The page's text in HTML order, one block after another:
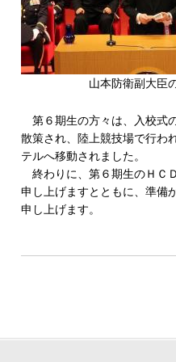
山本防衛副大臣
第６期生の方々は、入校式
散策され、陸上競技場で行わ
テルへ移動されました。
終わりに、第６期生のＨＣ
申し上げますとともに、準備
申し上げます。
（同窓会本